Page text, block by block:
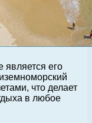
является его
что делает
в любое